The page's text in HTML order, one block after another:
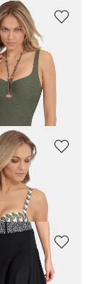
€
zachte cups